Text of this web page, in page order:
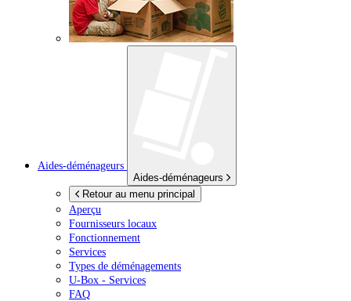
Aides-déménageurs
Aides-déménageurs
Retour au menu principal
Aperçu
Fournisseurs locaux
Fonctionnement
Services
Types de déménagements
U-Box - Services
FAQ